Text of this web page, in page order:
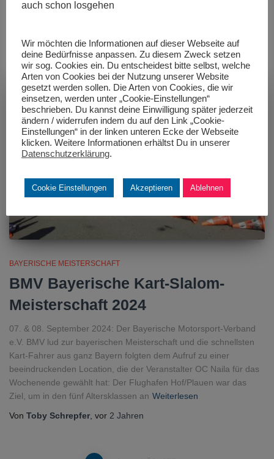
erkämpfen. Auf die 180 Weiterlesen
BAYERISCHE MEISTERSCHAFT
BMV Bayerische Kart-Slalom-
Meisterschaft 2024
07. & 08. September 2024: Der Bayerische Motorsport-Verband
e.V. BMV lud zur bayerischen Meisterschaft und die schnellsten
Kart-Fahrer aus ganz Bayern folgten dem Aufruf zu einer
beeindruckenden Location, die der Veranstalter OC Naila für das
Wochenende gewählt hat: Der Flughafen Hof/Plauen war das
Ziel, um in den fünf Altersklassen an Weiterlesen
Von Toby Schrepfer , vor 2 Jahren
auch schon losgehen
Wir möchten die Informationen auf dieser Webseite auf
deine Bedürfnisse anpassen. Zu diesem Zweck setzen
wir sog. Cookies ein. Du entscheidest bitte selbst, welche
Arten von Cookies bei der Nutzung unserer Website
gesetzt werden sollen. Die Arten von Cookies, die wir
einsetzen, werden unter „Cookie-Einstellungen“
beschrieben. Du kannst deine Einwilligung später jederzeit
ändern / widerrufen indem du auf den Link „Cookie-
Einstellungen“ in der linken unteren Ecke der Webseite
klicken. Weitere Informationen erhältst Du in unserer
Datenschutzerklärung.
Cookie Einstellungen Akzeptieren Ablehnen